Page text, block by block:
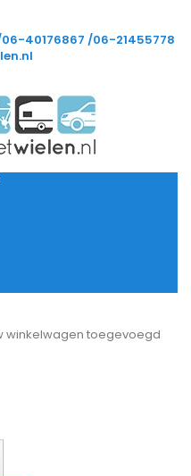
40176867 /06-21455778
winkelwagen toegevoegd